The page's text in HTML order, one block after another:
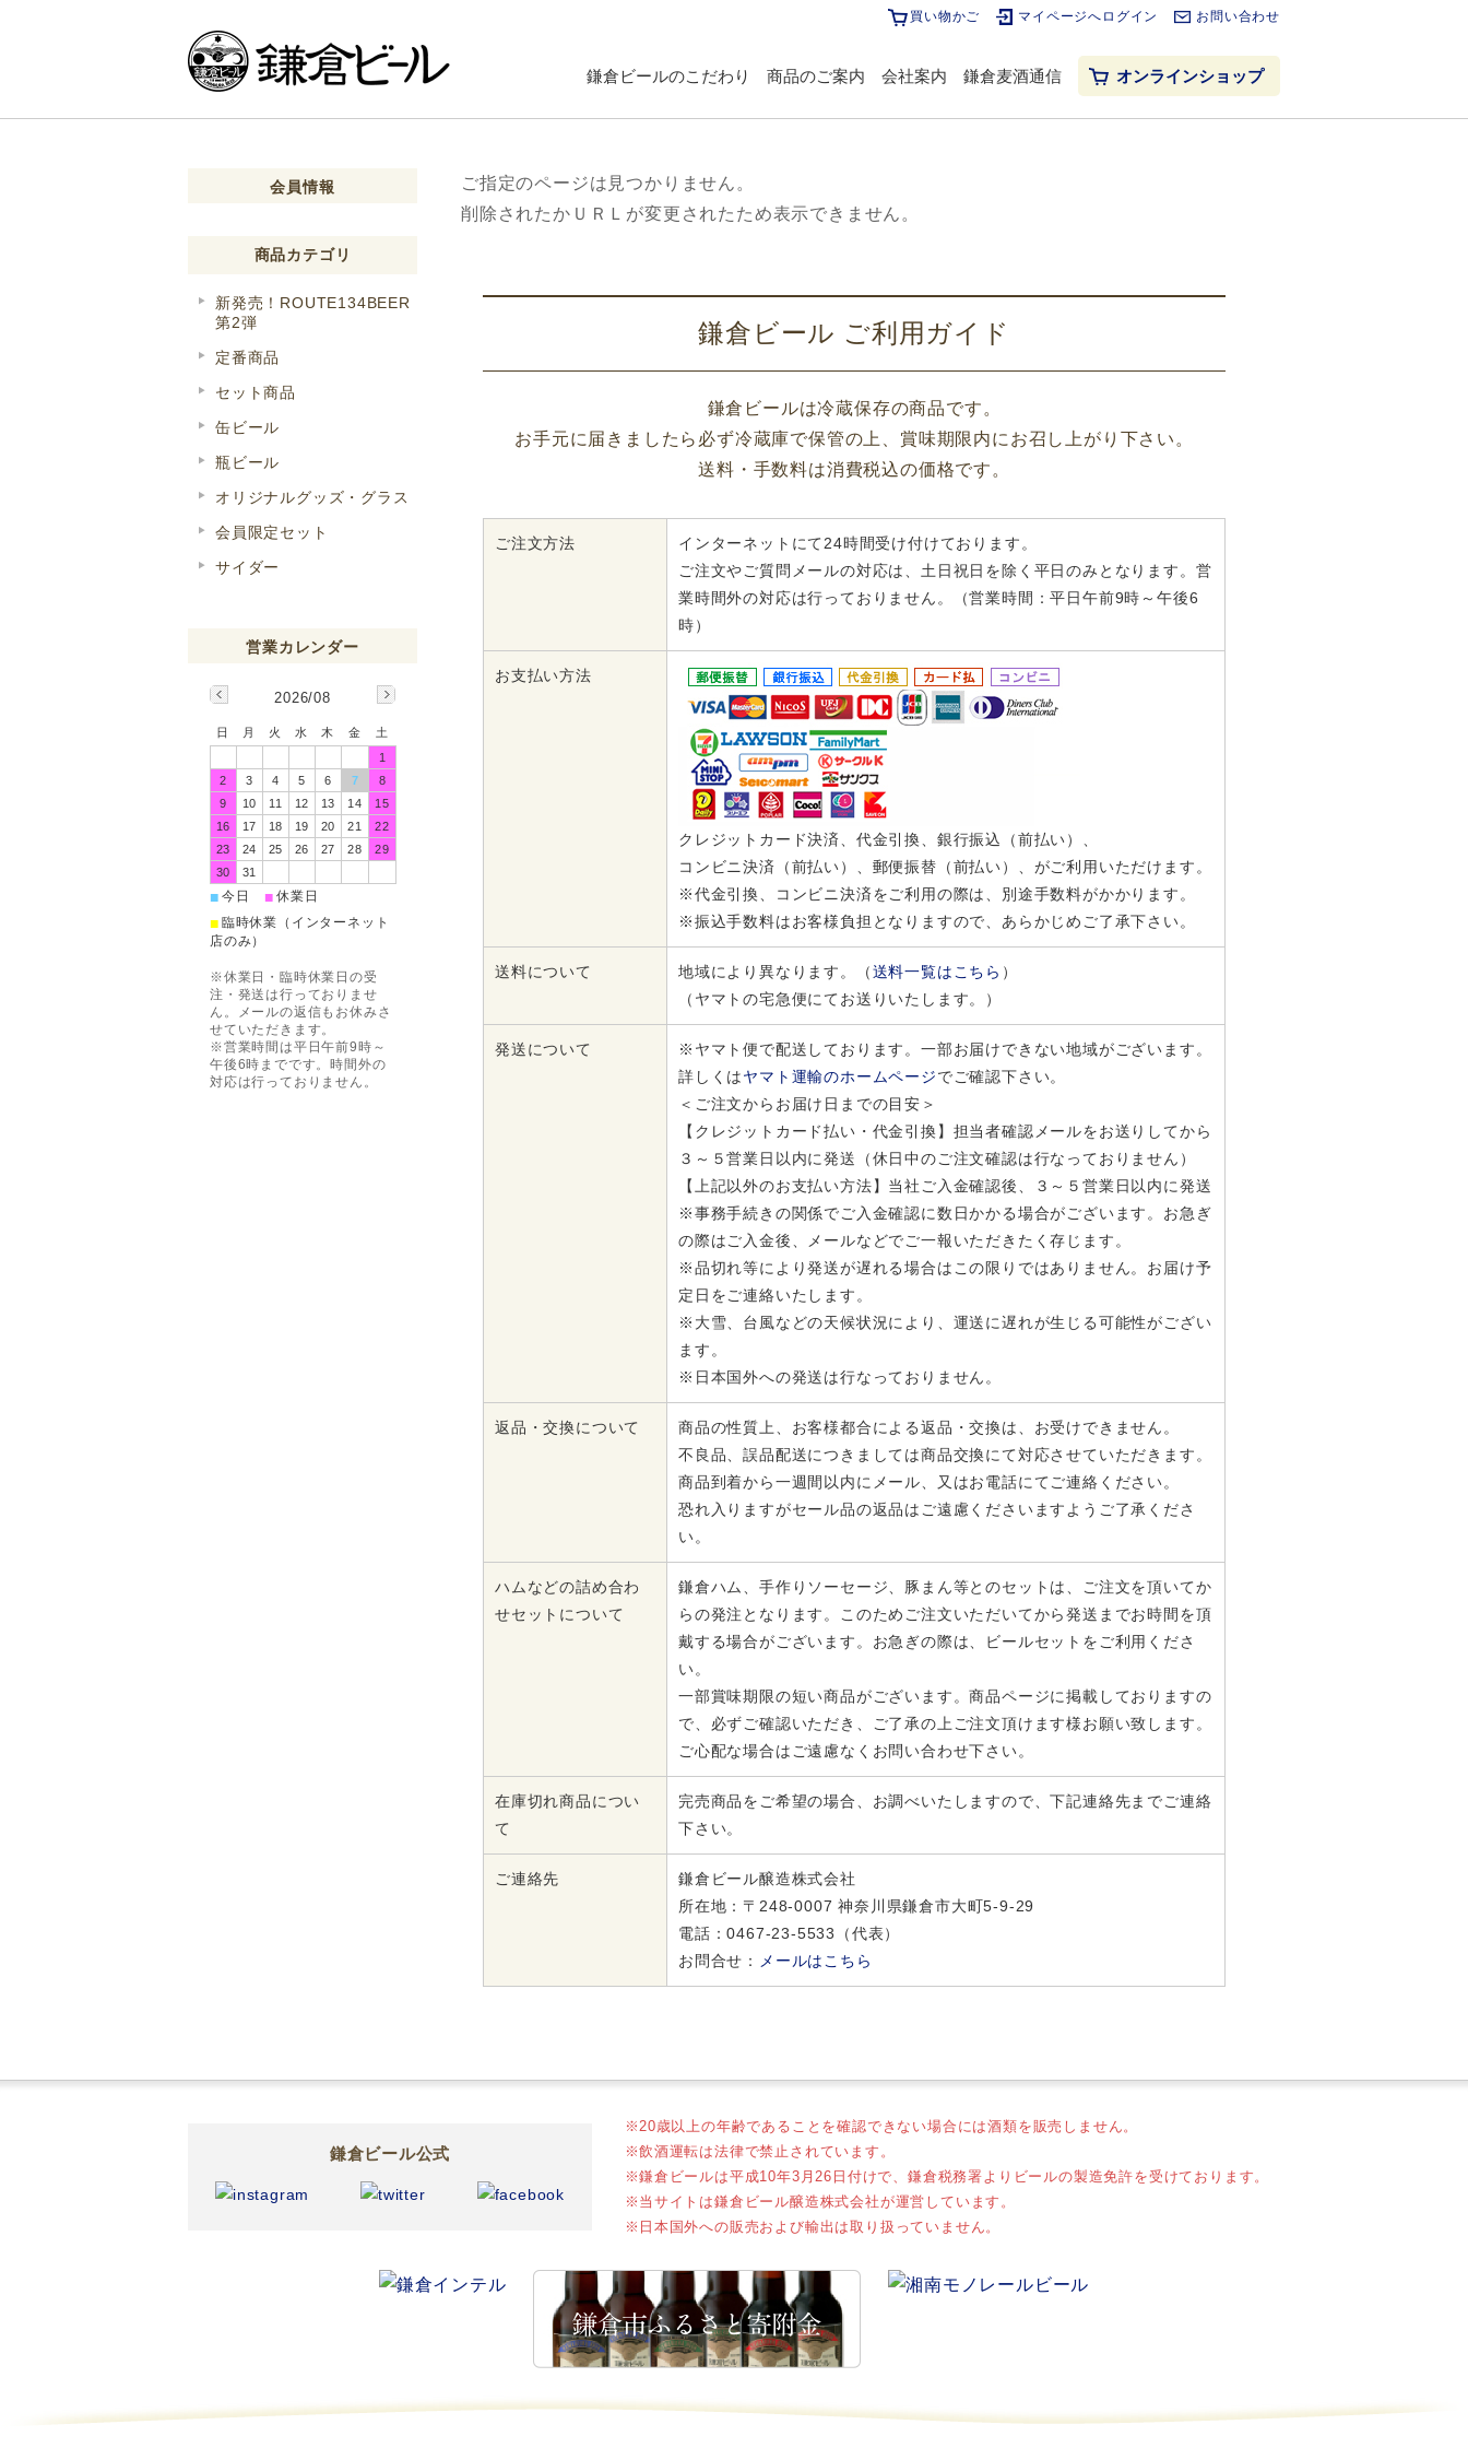
買い物かご マイページへログイン お問い合わせ
鎌倉ビールのこだわり 商品のご案内 会社案内 鎌倉麦酒通信 オンラインショップ
ご指定のページは見つかりません。
削除されたかＵＲＬが変更されたため表示できません。
鎌倉ビール ご利用ガイド
鎌倉ビールは冷蔵保存の商品です。
お手元に届きましたら必ず冷蔵庫で保管の上、賞味期限内にお召し上がり下さい。
送料・手数料は消費税込の価格です。
ご注文方法
インターネットにて24時間受け付けております。
ご注文やご質問メールの対応は、土日祝日を除く平日のみとなります。営
業時間外の対応は行っておりません。（営業時間：平日午前9時～午後6
時）
お支払い方法
クレジットカード決済、代金引換、銀行振込（前払い）、
コンビニ決済（前払い）、郵便振替（前払い）、がご利用いただけます。
※代金引換、コンビニ決済をご利用の際は、別途手数料がかかります。
※振込手数料はお客様負担となりますので、あらかじめご了承下さい。
送料について 地域により異なります。（送料一覧はこちら ）
（ヤマトの宅急便にてお送りいたします。）
発送について
※ヤマト便で配送しております。一部お届けできない地域がございます。
詳しくはヤマト運輸のホームページでご確認下さい。
＜ご注文からお届け日までの目安＞
【クレジットカード払い・代金引換】担当者確認メールをお送りしてから
３～５営業日以内に発送（休日中のご注文確認は行なっておりません）
【上記以外のお支払い方法】当社ご入金確認後、３～５営業日以内に発送
※事務手続きの関係でご入金確認に数日かかる場合がございます。お急ぎ
の際はご入金後、メールなどでご一報いただきたく存じます。
※品切れ等により発送が遅れる場合はこの限りではありません。お届け予
定日をご連絡いたします。
※大雪、台風などの天候状況により、運送に遅れが生じる可能性がござい
ます。
※日本国外への発送は行なっておりません。
返品・交換について
商品の性質上、お客様都合による返品・交換は、お受けできません。
不良品、誤品配送につきましては商品交換にて対応させていただきます。
商品到着から一週間以内にメール、又はお電話にてご連絡ください。
恐れ入りますがセール品の返品はご遠慮くださいますようご了承くださ
い。
ハムなどの詰め合わ
せセットについて
鎌倉ハム、手作りソーセージ、豚まん等とのセットは、ご注文を頂いてか
らの発注となります。このためご注文いただいてから発送までお時間を頂
戴する場合がございます。お急ぎの際は、ビールセットをご利用くださ
い。
一部賞味期限の短い商品がございます。商品ページに掲載しておりますの
で、必ずご確認いただき、ご了承の上ご注文頂けます様お願い致します。
ご心配な場合はご遠慮なくお問い合わせ下さい。
在庫切れ商品につい
て
完売商品をご希望の場合、お調べいたしますので、下記連絡先までご連絡
下さい。
ご連絡先
鎌倉ビール醸造株式会社
所在地：〒248-0007 神奈川県鎌倉市大町5-9-29
電話：0467-23-5533（代表）
お問合せ：
メールはこちら
会員情報
商品カテゴリ
新発売！ROUTE134BEER
第2弾
定番商品
セット商品
缶ビール
瓶ビール
オリジナルグッズ・グラス
会員限定セット
サイダー
2026/08
日 月 火 水 木 金
土
1
2
3 4 5 6 7
8
9
10 11 12 13 14
15
16
17 18 19 20 21
22
23
24 25 26 27 28
29
30
31
■ 今日 ■ 休業日
■ 臨時休業（インターネット
店のみ）
※休業日・臨時休業日の受
注・発送は行っておりませ
ん。メールの返信もお休みさ
せていただきます。
※営業時間は平日午前9時～
午後6時までです。時間外の
対応は行っておりません。
鎌倉ビール公式
※20歳以上の年齢であることを確認できない場合には酒類を販売しません。
※飲酒運転は法律で禁止されています。
※鎌倉ビールは平成10年3月26日付けで、鎌倉税務署よりビールの製造免許を受けております。
※ 当サイトは鎌倉ビール醸造株式会社が運営しています。
※ 日本国外への販売および輸出は取り扱っていません。